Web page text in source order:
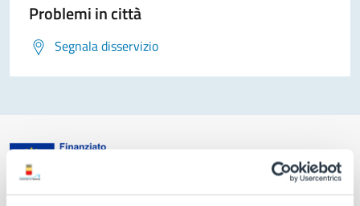
Problemi in città
Segnala disservizio